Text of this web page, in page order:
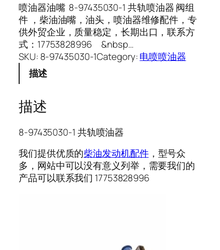
喷油器油嘴 8-97435030-1 共轨喷油器 阀组
件 ，柴油油嘴，油头，喷油器维修配件，专
供外贸企业，质量稳定，长期出口，联系方
式：17753828996 &nbsp…
SKU: 8-97435030-1Category:电喷喷油器
描述
描述
8-97435030-1 共轨喷油器
我们提供优质的柴油发动机配件，型号众
多，网站中可以没有意义列举，需要我们的
产品可以联系我们 17753828996